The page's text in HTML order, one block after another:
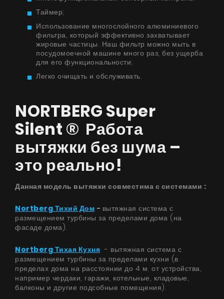
Продукты
О нас
Техническая поддержка
Виртуальный салон
Где купить
Галерея
Акции
Сотрудничество
UA|RU
Таймер;
Использование многослойного алюминиевого
фильтра, который эффективно захватывает
жировые частицы. Наш фильтр можно мыть в
посудомоечной машине много раз, без ущерба
для его функциональности;
Легко очищать и обслуживать.
NORTBERG Super
Silent ® Работа
вытяжки без шума –
это реально!
Данная модель вытяжки совместима с системами ​:
Nortberg Тихий Дом - вытяжная система с
размещением турбины за пределами дома (на
фасаде дома).
Nortberg Тихая Кухня - вытяжная система с
размещением турбины за пределами кухни (в
пределах дома на расстоянии до 4 м. от устройства,
например чердаки, гаражи, котельные, кладовые,
балконы и другие подсобные помещения).